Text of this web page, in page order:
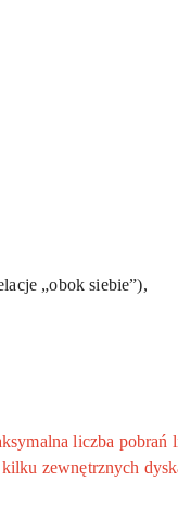
„obok siebie”),
liczba pobrań
zewnętrznych